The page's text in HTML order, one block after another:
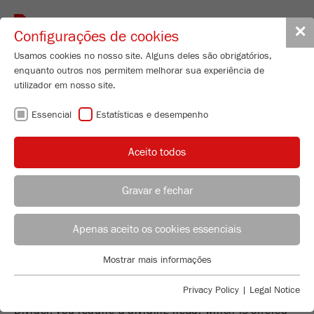
✕
Configurações de cookies
Usamos cookies no nosso site. Alguns deles são obrigatórios,
enquanto outros nos permitem melhorar sua experiência de
utilizador em nosso site.
Essencial Estatísticas e desempenho
Aceito todos
Gravar e fechar
Apenas aceito os cookies essenciais
Cookies essenciais são necessários para funções básicas do
Mostrar mais informações
Privacy Policy | Legal Notice
ACONSELHAMENTO DE APLICAÇÃO DISTRIBUIÇÃO FRITSCH
Toggle
LABORETTE 27
27.1600.00
CARACTERISTICAS TÉCNICAS
DADOS TÉCNICOS
For this FRITSCH Rotary Cone Sample
Divider, you require a dividing head, which is offered